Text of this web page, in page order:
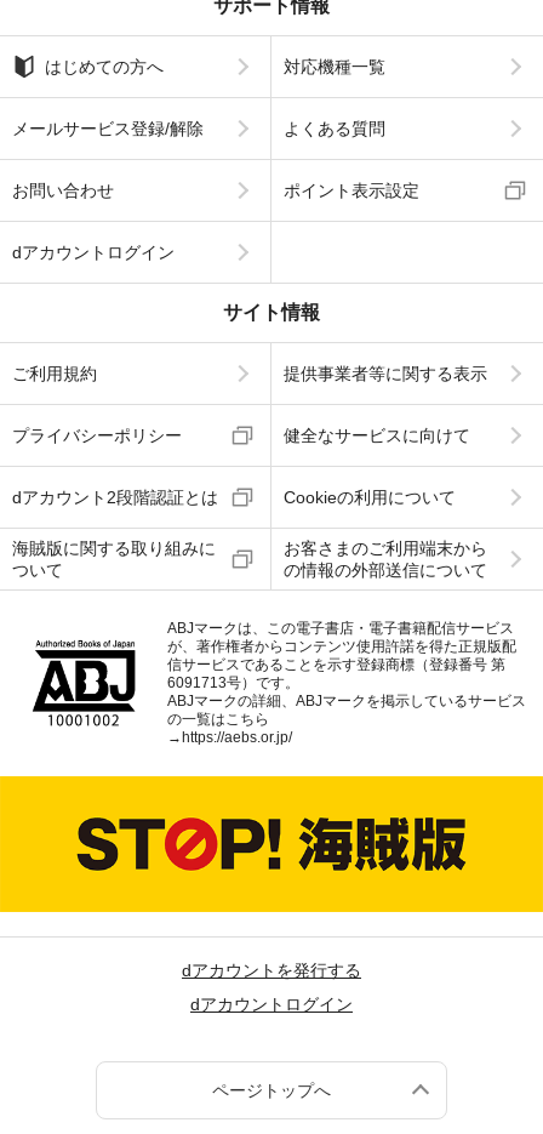
サポート情報
はじめての方へ 対応機種一覧
メールサービス登録/解除 よくある質問
お問い合わせ ポイント表示設定
dアカウントログイン
サイト情報
ご利用規約 提供事業者等に関する表示
プライバシーポリシー 健全なサービスに向けて
dアカウント2段階認証とは Cookieの利用について
海賊版に関する取り組みに
ついて
お客さまのご利用端末から
の情報の外部送信について
ABJマークは、この電子書店・電子書籍配信サービス
が、著作権者からコンテンツ使用許諾を得た正規版配
信サービスであることを示す登録商標（登録番号 第
6091713号）です。
ABJマークの詳細、ABJマークを掲示しているサービス
の一覧はこちら
→ https://aebs.or.jp/
dアカウントを発行する
dアカウントログイン
ページトップへ